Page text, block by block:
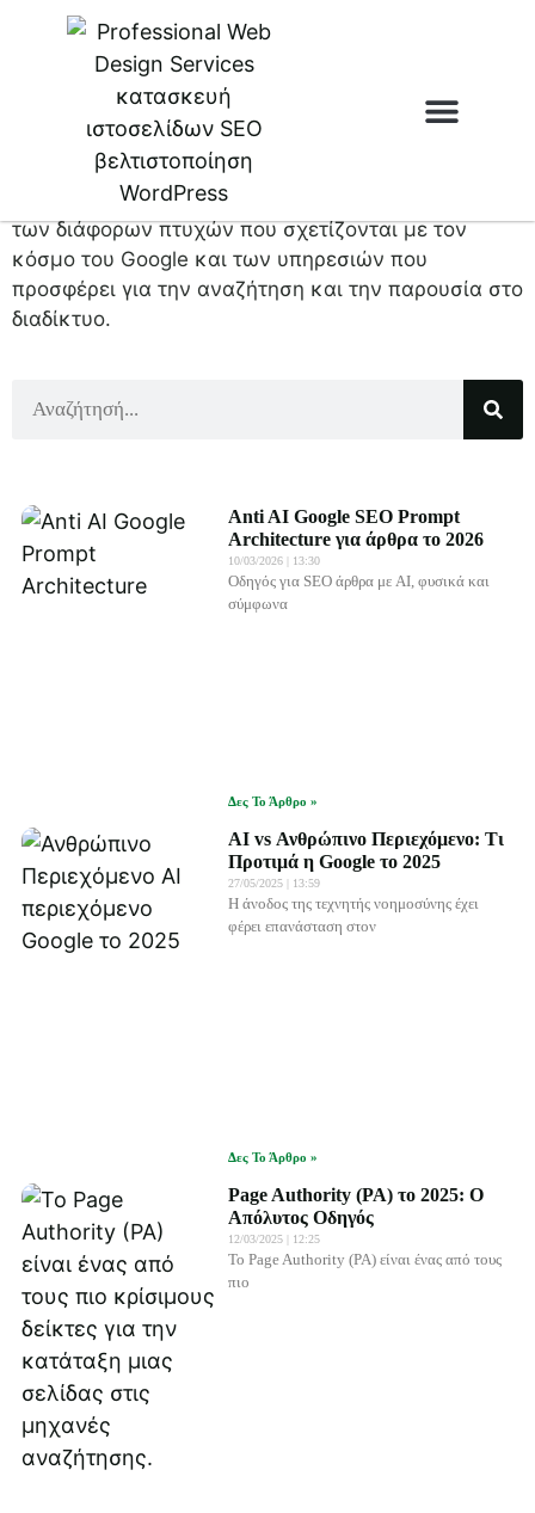
Google Web
Η κατηγορία της αρθρογραφίας με θέμα το Google
Web αφορά την εξερεύνηση και την κατανόηση
των διάφορων πτυχών που σχετίζονται με τον
κόσμο του Google και των υπηρεσιών που
προσφέρει για την αναζήτηση και την παρουσία στο
διαδίκτυο.
Anti AI Google SEO Prompt
Architecture για άρθρα το 2026
10/03/2026 13:30
Οδηγός για SEO άρθρα με AI, φυσικά και
σύμφωνα
Δες Το Άρθρο »
AI vs Ανθρώπινο Περιεχόμενο: Τι
Προτιμά η Google το 2025
27/05/2025 13:59
Η άνοδος της τεχνητής νοημοσύνης έχει
φέρει επανάσταση στον
Δες Το Άρθρο »
Page Authority (PA) το 2025: Ο
Απόλυτος Οδηγός
12/03/2025 12:25
Το Page Authority (PA) είναι ένας από τους
πιο